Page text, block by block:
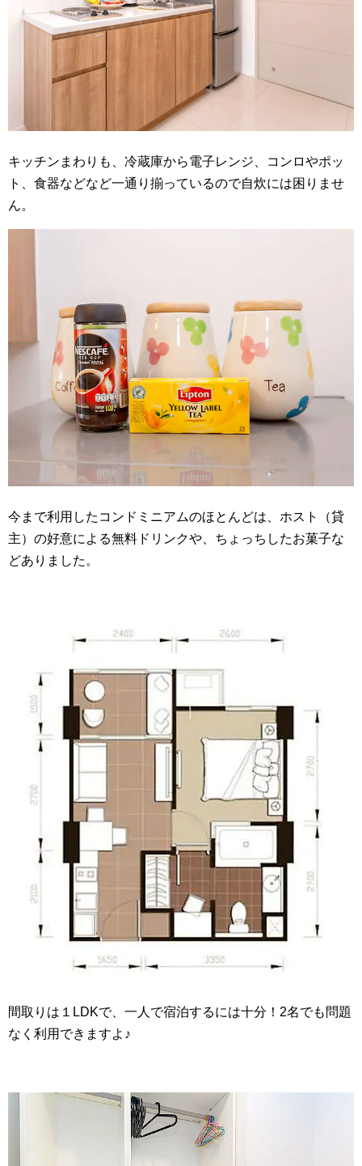
キッチンまわりも、冷蔵庫から電子レンジ、コンロやポッ
ト、食器などなど一通り揃っているので自炊には困りませ
ん。
今まで利用したコンドミニアムのほとんどは、ホスト（貸
主）の好意による無料ドリンクや、ちょっちしたお菓子な
どありました。
間取りは１LDKで、一人で宿泊するには十分！2名でも問題
なく利用できますよ♪